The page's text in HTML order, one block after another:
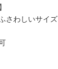
さわしいサイズ